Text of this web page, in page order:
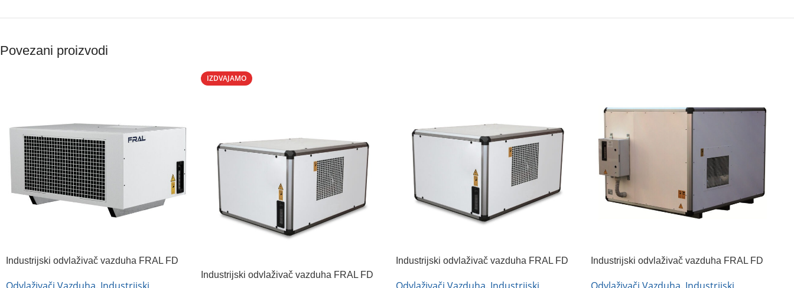
Povezani proizvodi
Industrijski odvlaživač vazduha FRAL FD
IZDVAJAMO
Industrijski odvlaživač vazduha FRAL FD
Industrijski odvlaživač vazduha FRAL FD
Industrijski odvlaživač vazduha FRAL FD